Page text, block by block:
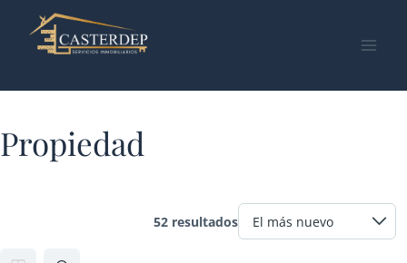
contenido
Propiedad
52 resultados